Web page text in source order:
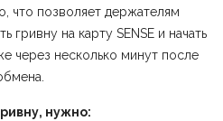
что позволяет держателям
гривну на карту SENSE и начать
через несколько минут после
нужно: